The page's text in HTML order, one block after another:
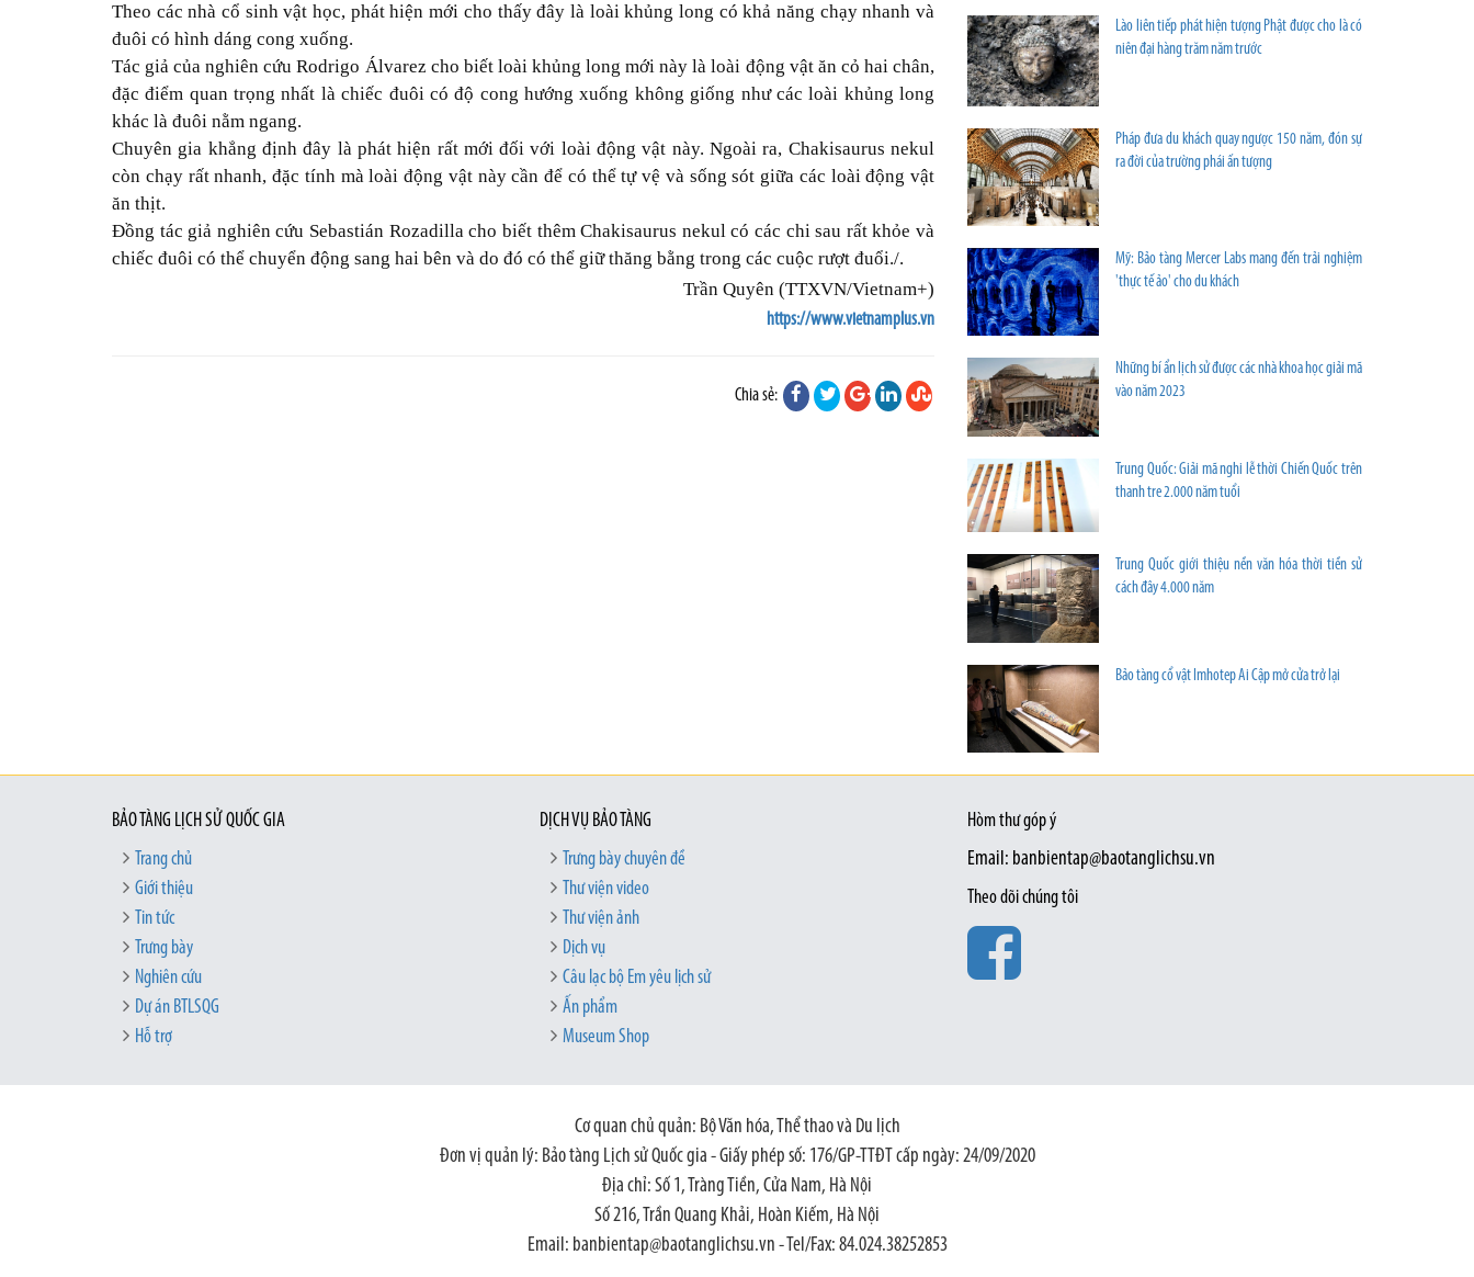
Theo các nhà cổ sinh vật học, phát hiện mới cho thấy đây là loài khủng long có khả năng chạy nhanh và
đuôi có hình dáng cong xuống.
Tác giả của nghiên cứu Rodrigo Álvarez cho biết loài khủng long mới này là loài động vật ăn cỏ hai chân,
đặc điểm quan trọng nhất là chiếc đuôi có độ cong hướng xuống không giống như các loài khủng long
khác là đuôi nằm ngang.
Chuyên gia khẳng định đây là phát hiện rất mới đối với loài động vật này. Ngoài ra, Chakisaurus nekul
còn chạy rất nhanh, đặc tính mà loài động vật này cần để có thể tự vệ và sống sót giữa các loài động vật
ăn thịt.
Đồng tác giả nghiên cứu Sebastián Rozadilla cho biết thêm Chakisaurus nekul có các chi sau rất khỏe và
chiếc đuôi có thể chuyển động sang hai bên và do đó có thể giữ thăng bằng trong các cuộc rượt đuổi./.
Trần Quyên (TTXVN/Vietnam+)
https://www.vietnamplus.vn
Chia sẻ:
Lào liên tiếp phát hiện tượng Phật được cho là có
niên đại hàng trăm năm trước
Pháp đưa du khách quay ngược 150 năm, đón sự
ra đời của trường phái ấn tượng
Mỹ: Bảo tàng Mercer Labs mang đến trải nghiệm
'thực tế ảo' cho du khách
Những bí ẩn lịch sử được các nhà khoa học giải mã
vào năm 2023
Trung Quốc: Giải mã nghi lễ thời Chiến Quốc trên
thanh tre 2.000 năm tuổi
Trung Quốc giới thiệu nền văn hóa thời tiền sử
cách đây 4.000 năm
Bảo tàng cổ vật Imhotep Ai Cập mở cửa trở lại
BẢO TÀNG LỊCH SỬ QUỐC GIA
Trang chủ
Giới thiệu
Tin tức
Trưng bày
Nghiên cứu
Dự án BTLSQG
Hỗ trợ
DỊCH VỤ BẢO TÀNG
Trưng bày chuyên đề
Thư viện video
Thư viện ảnh
Dịch vụ
Câu lạc bộ Em yêu lịch sử
Ấn phẩm
Museum Shop
Hòm thư góp ý
Email: banbientap@baotanglichsu.vn
Theo dõi chúng tôi
Cơ quan chủ quản: Bộ Văn hóa, Thể thao và Du lịch
Đơn vị quản lý: Bảo tàng Lịch sử Quốc gia - Giấy phép số: 176/GP-TTĐT cấp ngày: 24/09/2020
Địa chỉ: Số 1, Tràng Tiền, Cửa Nam, Hà Nội
Số 216, Trần Quang Khải, Hoàn Kiếm, Hà Nội
Email: banbientap@baotanglichsu.vn - Tel/Fax: 84.024.38252853